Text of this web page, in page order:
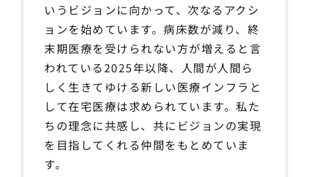
いうビジョンに向かって、次なるアクシ
ョンを始めています。病床数が減り、終
末期医療を受けられない方が増えると言
われている2025年以降、人間が人間ら
しく生きてゆける新しい医療インフラと
して在宅医療は求められています。私た
ちの理念に共感し、共にビジョンの実現
を目指してくれる仲間をもとめていま
す。